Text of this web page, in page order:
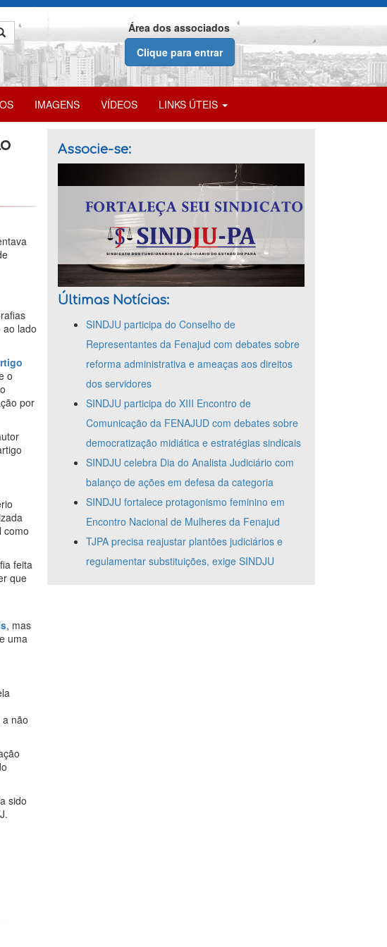
Área dos associados
Clique para entrar
IMAGENS VÍDEOS LINKS ÚTEIS
lado
o
por
como
feita
que
, mas
uma
não
sido
Associe-se:
Últimas Notícias:
SINDJU participa do Conselho de
Representantes da Fenajud com debates sobre
reforma administrativa e ameaças aos direitos
dos servidores
SINDJU participa do XIII Encontro de
Comunicação da FENAJUD com debates sobre
democratização midiática e estratégias sindicais
SINDJU celebra Dia do Analista Judiciário com
balanço de ações em defesa da categoria
SINDJU fortalece protagonismo feminino em
Encontro Nacional de Mulheres da Fenajud
TJPA precisa reajustar plantões judiciários e
regulamentar substituições, exige SINDJU